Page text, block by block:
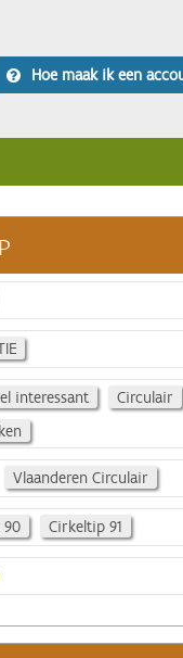
Hoe maak ik een
interessant
Circulair
Vlaanderen Circulair
90 Cirkeltip 91